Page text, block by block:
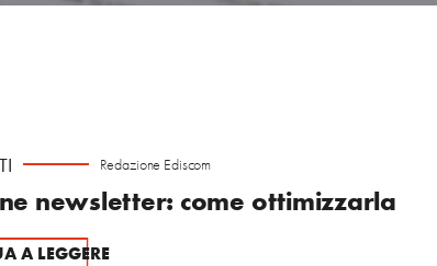
Redazione Ediscom
newsletter: come ottimizzarla
A LEGGERE